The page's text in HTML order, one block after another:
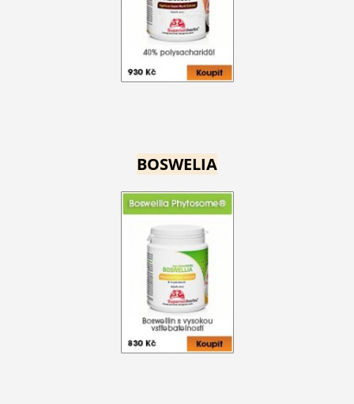
BOSWELIA